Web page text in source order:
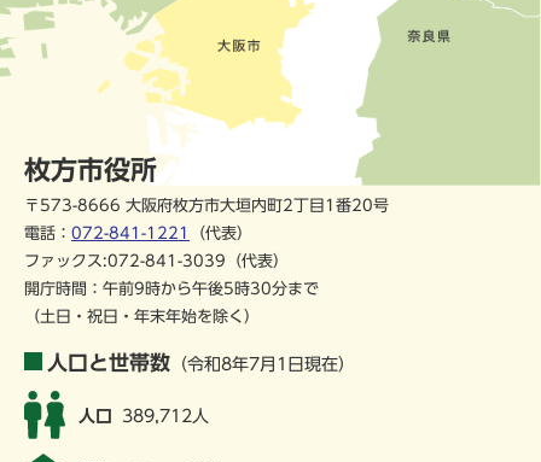
枚方市役所
〒573-8666 大阪府枚方市大垣内町2丁目1番20号
電話： 072-841-1221
（代表）
ファックス:072-841-3039（代表）
開庁時間：午前9時から午後5時30分まで
（土日・祝日・年末年始を除く）
人口と世帯数 （令和8年7月1日現在）
人口 389,712人